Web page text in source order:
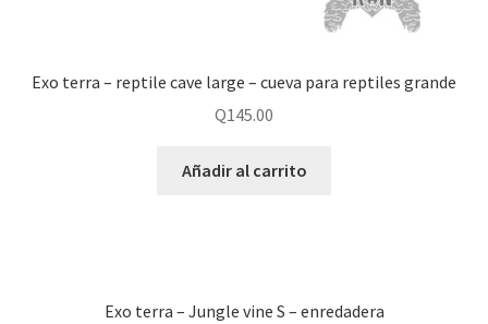
Exo terra – reptile cave large – cueva para reptiles grande
Q145.00
Añadir al carrito
Exo terra – Jungle vine S – enredadera